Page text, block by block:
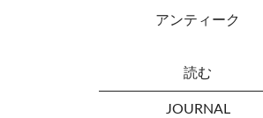
アンティーク
読む
JOURNAL